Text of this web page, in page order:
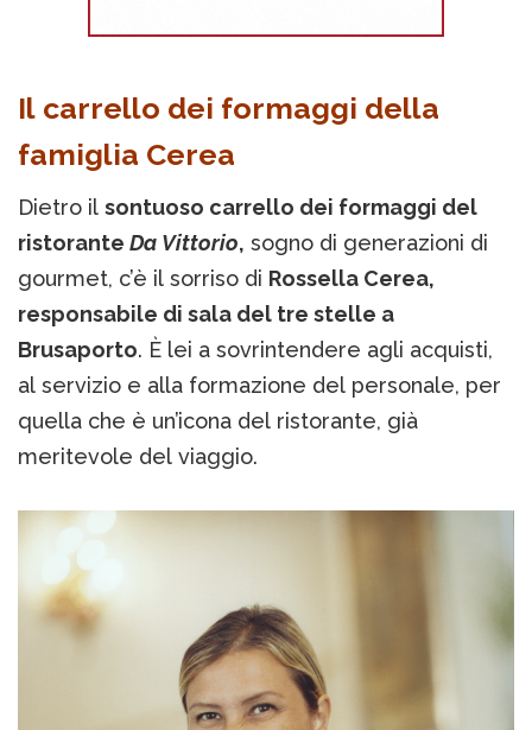
Il carrello dei formaggi della
famiglia Cerea
Dietro il sontuoso carrello dei formaggi del
ristorante Da Vittorio, sogno di generazioni di
gourmet, c’è il sorriso di Rossella Cerea,
responsabile di sala del tre stelle a
Brusaporto. È lei a sovrintendere agli acquisti,
al servizio e alla formazione del personale, per
quella che è un’icona del ristorante, già
meritevole del viaggio.